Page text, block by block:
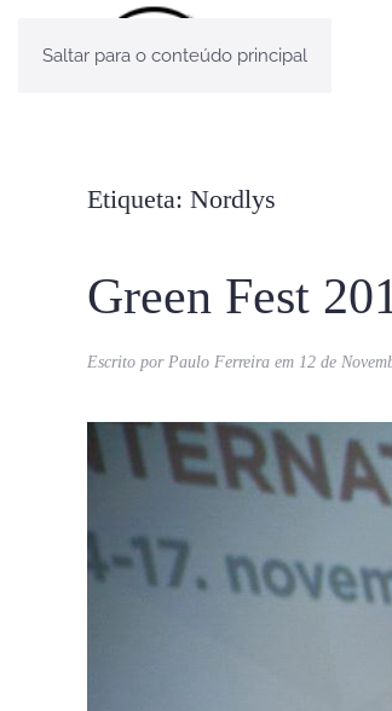
Saltar para o conteúdo principal
Etiqueta: Nordlys
Green Fest
Escrito por Paulo Ferreira em 12 de